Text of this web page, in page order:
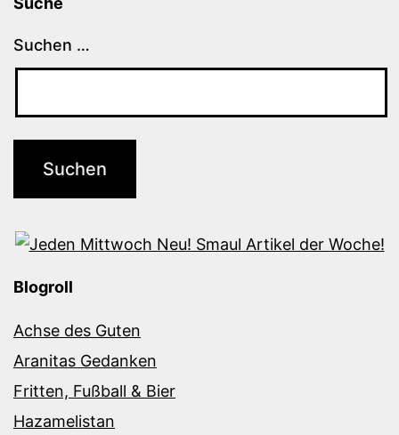
Suchen …
Blogroll
Achse des Guten
Aranitas Gedanken
Fritten, Fußball & Bier
Hazamelistan